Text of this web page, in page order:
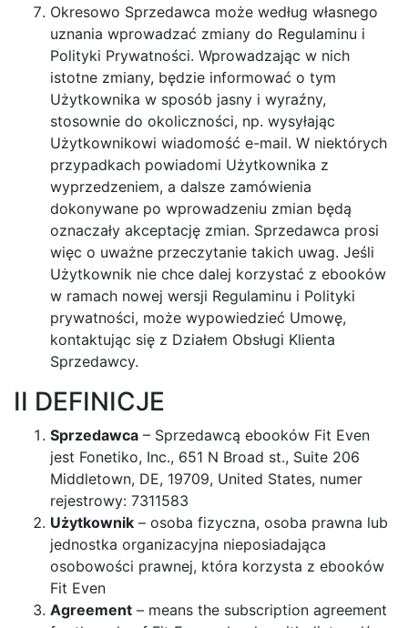
Okresowo Sprzedawca może według własnego
uznania wprowadzać zmiany do Regulaminu i
Polityki Prywatności. Wprowadzając w nich
istotne zmiany, będzie informować o tym
Użytkownika w sposób jasny i wyraźny,
stosownie do okoliczności, np. wysyłając
Użytkownikowi wiadomość e-mail. W niektórych
przypadkach powiadomi Użytkownika z
wyprzedzeniem, a dalsze zamówienia
dokonywane po wprowadzeniu zmian będą
oznaczały akceptację zmian. Sprzedawca prosi
więc o uważne przeczytanie takich uwag. Jeśli
Użytkownik nie chce dalej korzystać z ebooków
w ramach nowej wersji Regulaminu i Polityki
prywatności, może wypowiedzieć Umowę,
kontaktując się z Działem Obsługi Klienta
Sprzedawcy.
II DEFINICJE
Sprzedawca – Sprzedawcą ebooków Fit Even
jest Fonetiko, Inc., 651 N Broad st., Suite 206
Middletown, DE, 19709, United States, numer
rejestrowy: 7311583
Użytkownik – osoba fizyczna, osoba prawna lub
jednostka organizacyjna nieposiadająca
osobowości prawnej, która korzysta z ebooków
Fit Even
Agreement – means the subscription agreement